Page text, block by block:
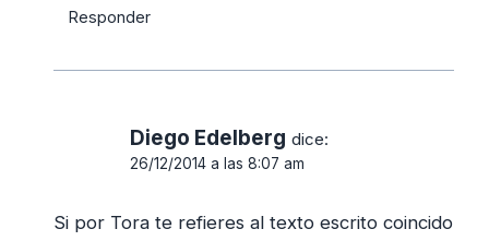
Responder
Diego Edelberg dice:
26/12/2014 a las 8:07 am
Si por Tora te refieres al texto escrito coincido